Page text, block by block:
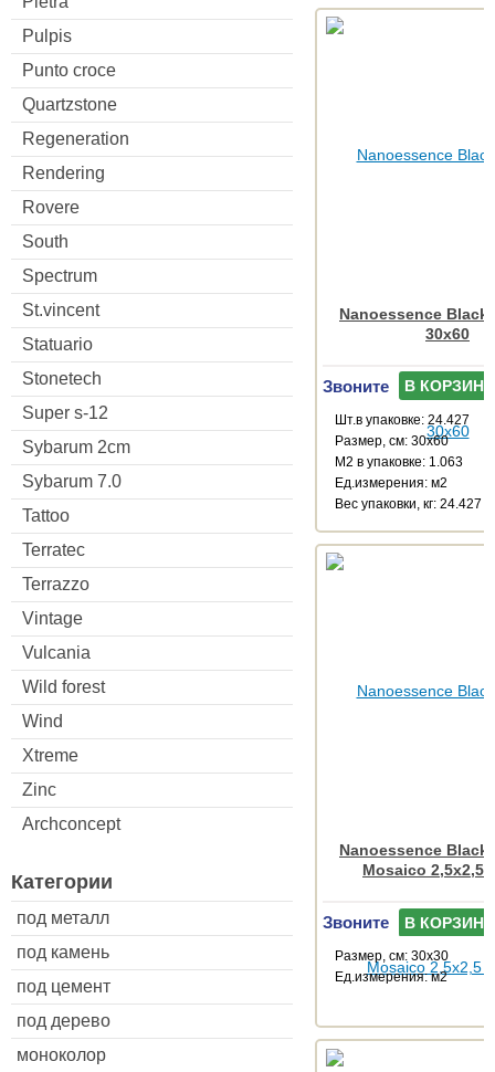
Pulpis
Punto croce
Quartzstone
Regeneration
Rendering
Rovere
South
Spectrum
St.vincent
Statuario
Stonetech
Super s-12
Sybarum 2cm
Sybarum 7.0
Tattoo
Terratec
Terrazzo
Vintage
Vulcania
Wild forest
Wind
Xtreme
Zinc
Archconcept
Категории
под металл
под камень
под цемент
под дерево
моноколор
Nanoessence Black
30x60
Звоните В КОРЗИНУ
Шт.в упаковке: 24.427
Размер, см: 30x60
М2 в упаковке: 1.063
Ед.измерения: м2
Веc упаковки, кг: 24.427
Nanoessence Black
Mosaico 2,5x2,5
Звоните В КОРЗИНУ
Размер, см: 30x30
Ед.измерения: м2